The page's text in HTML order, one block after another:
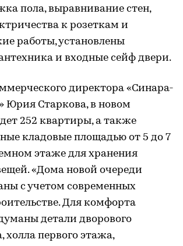
пола, выравнивание стен,
к розеткам и
работы, установлены
и входные сейф двери.
директора «Синара-
Юрия Старкова, в новом
252 квартиры, а также
кладовые площадью от 5 до 7
этаже для хранения
«Дома новой очереди
с учетом современных
Для комфорта
детали дворового
холла первого этажа,